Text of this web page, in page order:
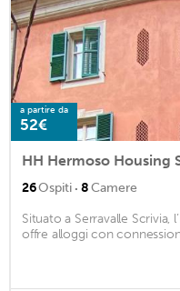
a partire da
52€
HH Hermoso Housing
26Ospiti · 8Camere
Situato a Serravalle Scrivia,
offre alloggi con